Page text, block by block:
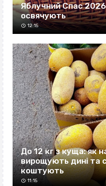
Яблучний Спас
освячують
12:15
До 12 кг з куща: як
вирощують дині та
коштують
11:15